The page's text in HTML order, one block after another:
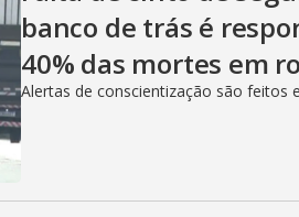
banco de trás é
40% das mortes em
Alertas de conscientização são feitos